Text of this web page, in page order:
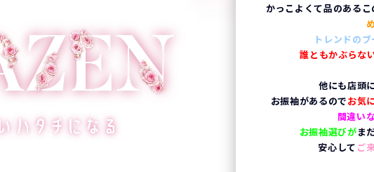
かっこよくて品のあるこ
め
トレンドの
誰ともかぶらな
他にも店頭
お振袖があるので お気
間違い
お振袖選びが ま
安心して ご